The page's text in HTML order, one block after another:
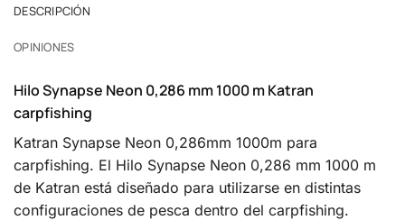
DESCRIPCIÓN
OPINIONES
Hilo Synapse Neon 0,286 mm 1000 m Katran
carpfishing
Katran Synapse Neon 0,286mm 1000m para
carpfishing. El Hilo Synapse Neon 0,286 mm 1000 m
de Katran está diseñado para utilizarse en distintas
configuraciones de pesca dentro del carpfishing.